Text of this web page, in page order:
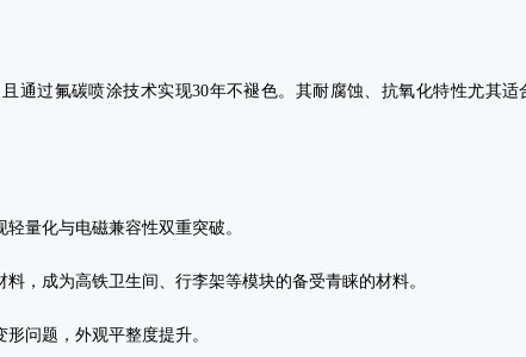
通过氟碳喷涂技术实现30年不褪色。其耐腐蚀、抗氧化特性尤其适
量化与电磁兼容性双重突破‌。
，成为高铁卫生间、行李架等模块的备受青睐的材料。
问题，外观平整度提升。